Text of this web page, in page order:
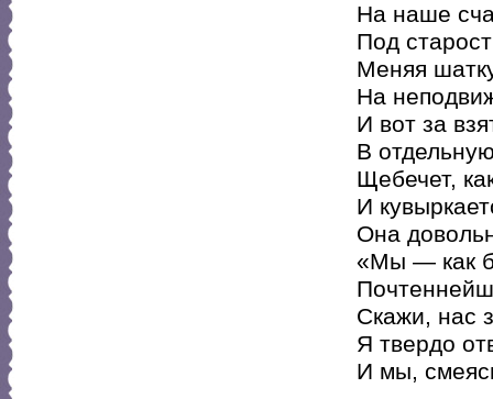
На наше
Под
Меняя
На
И вот за
В
Щебечет,
И
Она
«Мы — как
Скажи, нас
Я твердо
И мы,